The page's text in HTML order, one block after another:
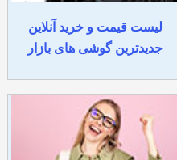
لیست قیمت و خرید آنلاین
جدیدترین گوشی های بازار